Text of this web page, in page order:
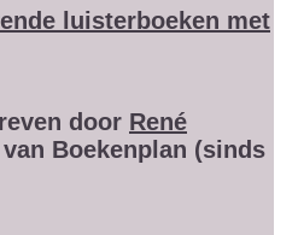
luisterboeken met
door René
Boekenplan (sinds